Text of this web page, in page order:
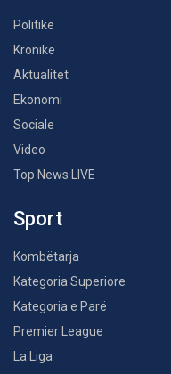
Politikë
Kronikë
Aktualitet
Ekonomi
Sociale
Video
Top News LIVE
Sport
Kombëtarja
Kategoria Superiore
Kategoria e Parë
Premier League
La Liga